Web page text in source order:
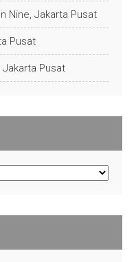
Nine, Jakarta Pusat
Pusat
Jakarta Pusat